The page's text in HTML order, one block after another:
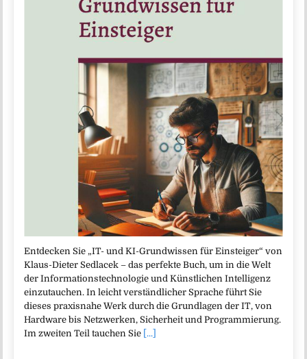
Entdecken Sie „IT- und KI-Grundwissen für Einsteiger“ von
Klaus-Dieter Sedlacek – das perfekte Buch, um in die Welt
der Informationstechnologie und Künstlichen Intelligenz
einzutauchen. In leicht verständlicher Sprache führt Sie
dieses praxisnahe Werk durch die Grundlagen der IT, von
Hardware bis Netzwerken, Sicherheit und Programmierung.
Im zweiten Teil tauchen Sie [...]